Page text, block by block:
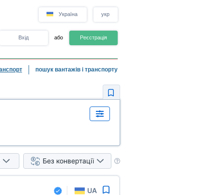
Україна укр
Вхід або Реєстрація
пошук вантажів і транспорту
Без конвертації
UA